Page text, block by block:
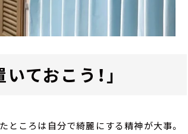
ておこう！」
ところは自分で綺麗にする精神が大事。